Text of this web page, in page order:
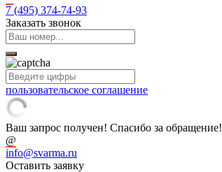
7 (495) 374-74-93
Заказать звонок
пользовательское соглашение
Ваш запрос получен! Спасибо за обращение!
@
info@svarma.ru
Оставить заявку